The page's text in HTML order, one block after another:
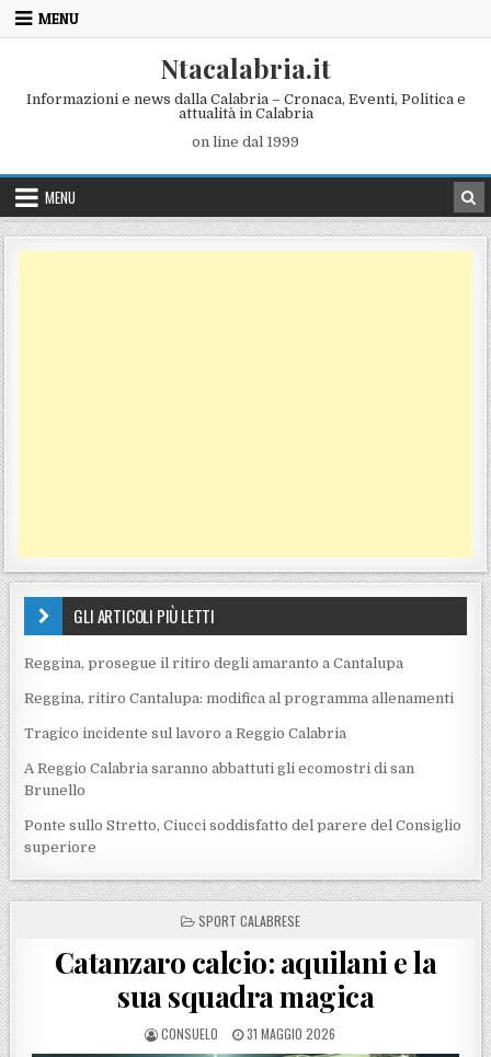
Skip to content
MENU
Ntacalabria.it
Informazioni e news dalla Calabria – Cronaca, Eventi, Politica e
attualità in Calabria
on line dal 1999
MENU
GLI ARTICOLI PIÙ LETTI
Reggina, prosegue il ritiro degli amaranto a Cantalupa
Reggina, ritiro Cantalupa: modifica al programma allenamenti
Tragico incidente sul lavoro a Reggio Calabria
A Reggio Calabria saranno abbattuti gli ecomostri di san
Brunello
Ponte sullo Stretto, Ciucci soddisfatto del parere del Consiglio
superiore
POSTED IN
SPORT CALABRESE
Catanzaro calcio: aquilani e la
sua squadra magica
POSTED BY
CONSUELO POSTED ON
31 MAGGIO 2026